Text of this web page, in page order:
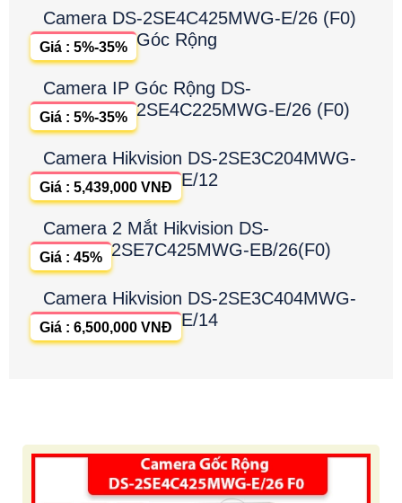
Camera DS-2SE4C425MWG-E/26 (F0)
Góc Rộng
Giá : 5%-35%
Camera IP Góc Rộng DS-
2SE4C225MWG-E/26 (F0)
Giá : 5%-35%
Camera Hikvision DS-2SE3C204MWG-
E/12
Giá : 5,439,000 VNĐ
Camera 2 Mắt Hikvision DS-
2SE7C425MWG-EB/26(F0)
Giá : 45%
Camera Hikvision DS-2SE3C404MWG-
E/14
Giá : 6,500,000 VNĐ